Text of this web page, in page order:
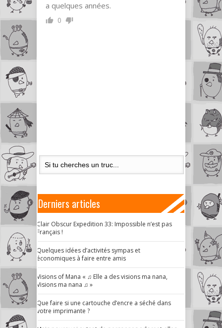
a quelques années.
0
Derniers articles
Clair Obscur Expedition 33: Impossible n’est pas
Français !
Quelques idées d’activités sympas et
économiques à faire entre amis
Visions of Mana « ♫ Elle a des visions ma nana,
Visions ma nana ♫ »
Que faire si une cartouche d’encre a séché dans
votre imprimante ?